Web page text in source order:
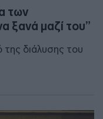
των
ξανά μαζί του”
της διάλυσης του